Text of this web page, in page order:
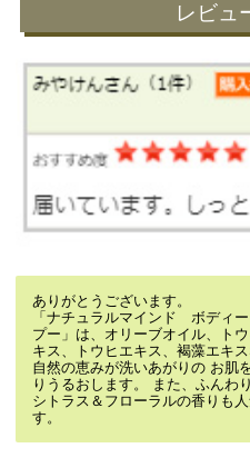
レビュ
ありがとうございます。
「ナチュラルマインド ボディ
プー」は、オリーブオイル、ト
キス、トウヒエキス、褐藻エキス
自然の恵みが洗いあがりの お肌
りうるおします。 また、ふんわ
シトラス＆フローラルの香りも
す。